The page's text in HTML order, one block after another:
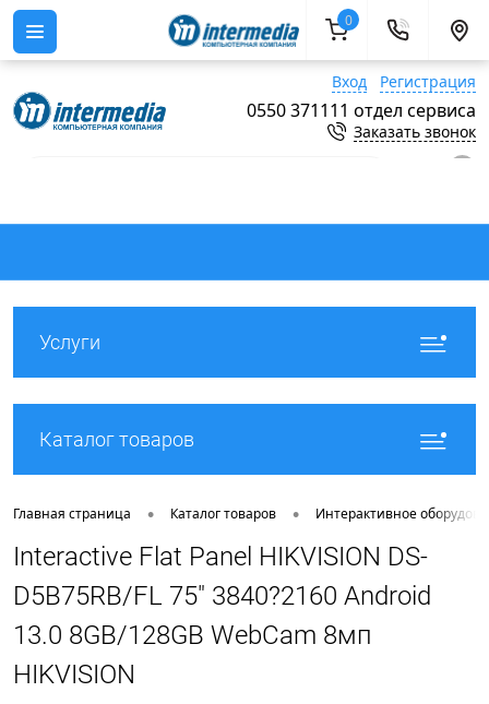
Вход Регистрация
0550 371111 отдел сервиса
Заказать звонок
Услуги
Каталог товаров
Главная страница • Каталог товаров • Интерактивное
Interactive Flat Panel HIKVISION DS-
D5B75RB/FL 75" 3840?2160 Android
13.0 8GB/128GB WebCam 8мп
HIKVISION
0